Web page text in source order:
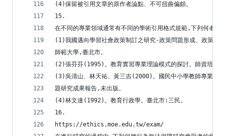
(4)保留被引用文章的原作者論點、不可扭曲偏頗。
15.
在不同的專業領域通常有不同的學術引用格式規範,下列何者引
(1)我國邁向學習社會政策制訂之研究-政策問題形成、政策規
師範大學,臺北市。
(2)張芬芬(1995)。教育實習專業理論模式的探討。師資培育
(3)吳清山、林天祐、黃三吉(2000)。國民中小學教師專業能
題研究成果報告,未出版。
(4)林文達(1992)。教育行政學。臺北市:三民。
16.
https://ethics.moe.edu.tw/exam/